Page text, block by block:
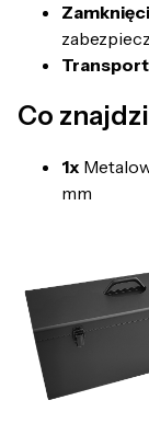
Co
1x
mm